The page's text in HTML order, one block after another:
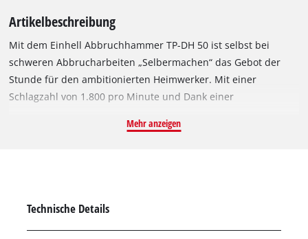
Artikelbeschreibung
Mit dem Einhell Abbruchhammer TP-DH 50 ist selbst bei
schweren Abbrucharbeiten „Selbermachen“ das Gebot der
Stunde für den ambitionierten Heimwerker. Mit einer
Schlagzahl von 1.800 pro Minute und Dank einer
Motors ist höchste Abbruchleistung in Haus und Garten
TP-DH 50 ist so konzipiert, dass er sich um 180 Grad in
vertikaler sowie um 360 Grad in horizontaler Richtung
Mehr anzeigen
Technische Details